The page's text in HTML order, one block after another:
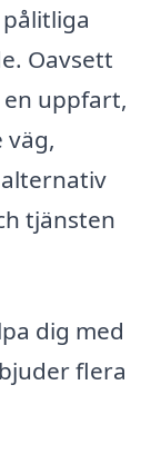
Oavsett
uppfart,
tjänsten
dig med
flera